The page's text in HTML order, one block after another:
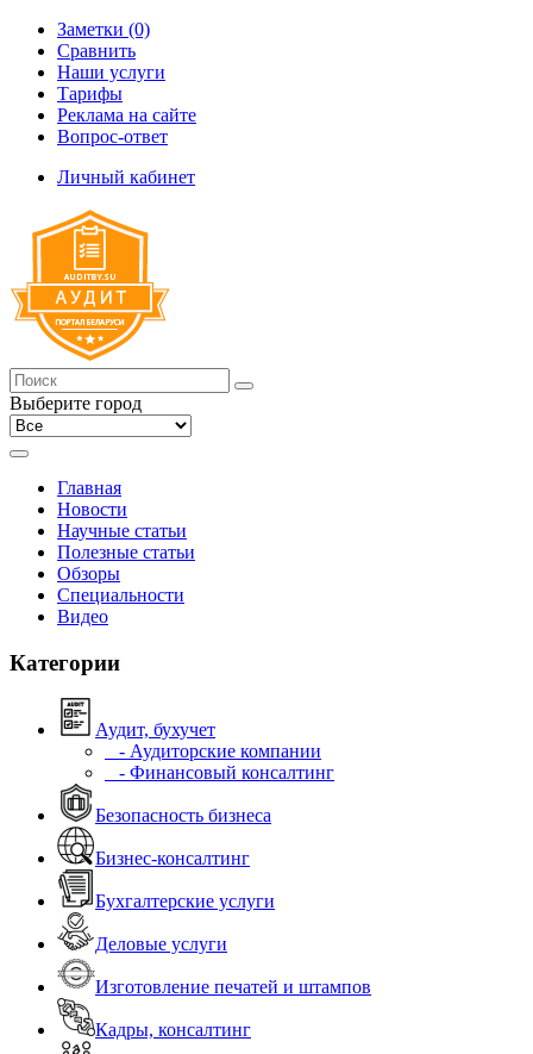
Заметки (0)
Сравнить
Наши услуги
Тарифы
Реклама на сайте
Вопрос-ответ
Личный кабинет
Выберите город
Главная
Новости
Научные статьи
Полезные статьи
Обзоры
Специальности
Видео
Категории
Аудит, бухучет
- Аудиторские компании
- Финансовый консалтинг
Безопасность бизнеса
Бизнес-консалтинг
Бухгалтерские услуги
Деловые услуги
Изготовление печатей и штампов
Кадры, консалтинг